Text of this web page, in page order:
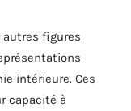
autres figures
intérieure. Ces
capacité à